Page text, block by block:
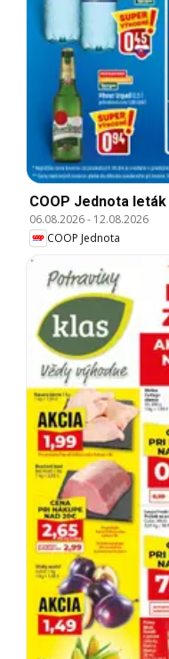
COOP Jednota leták
06.08.2026- 12.08.2026
COOP Jednota